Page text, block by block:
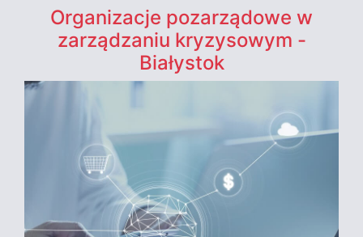
Organizacje pozarządowe w
zarządzaniu kryzysowym -
Białystok